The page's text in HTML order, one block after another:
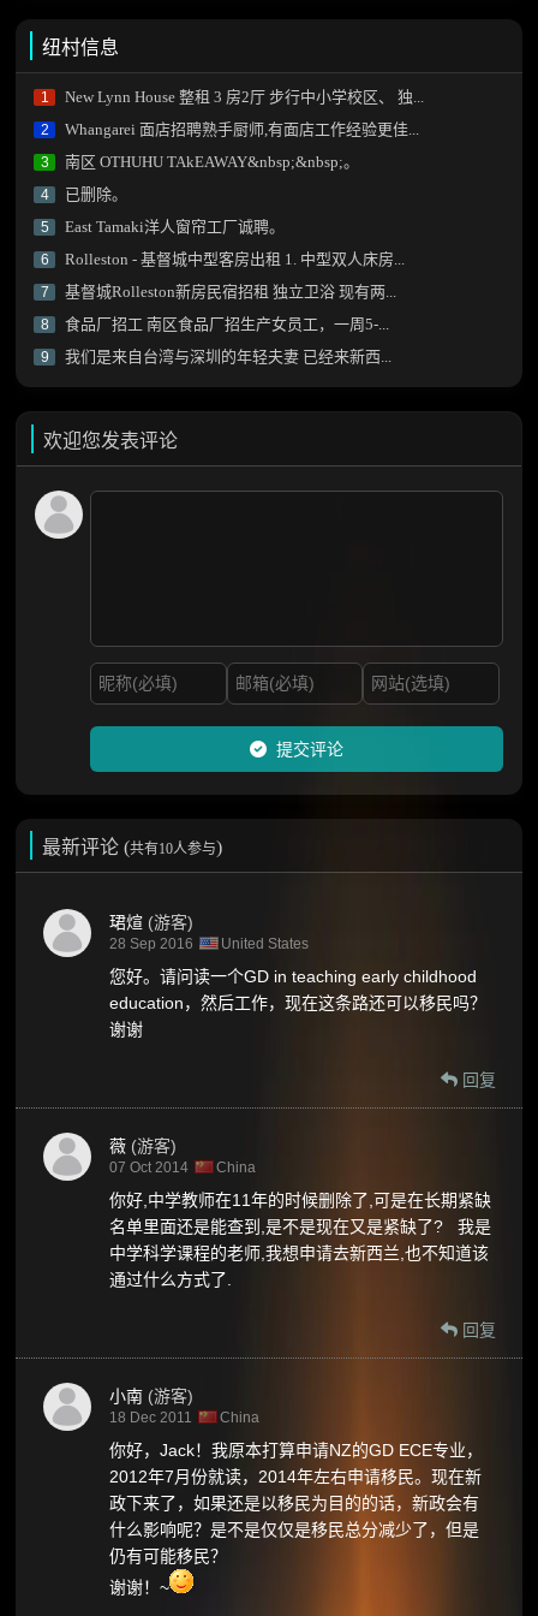
纽村信息
1 New Lynn House 整租 3 房2厅 步行中小学校区、 独...
2 Whangarei 面店招聘熟手厨师,有面店工作经验更佳...
3 南区 OTHUHU TAkEAWAY&nbsp;&nbsp;。
4 已删除。
5 East Tamaki洋人窗帘工厂诚聘。
6 Rolleston - 基督城中型客房出租 1. 中型双人床房...
7 基督城Rolleston新房民宿招租 独立卫浴 现有两...
8 食品厂招工 南区食品厂招生产女员工，一周5-...
9 我们是来自台湾与深圳的年轻夫妻 已经来新西...
欢迎您发表评论
提交评论
最新评论 (共有10人参与)
珺煊 (游客)
28 Sep 2016 United States
您好。请问读一个GD in teaching early childhood
education，然后工作，现在这条路还可以移民吗？
谢谢
回复
薇 (游客)
07 Oct 2014 China
你好,中学教师在11年的时候删除了,可是在长期紧缺
名单里面还是能查到,是不是现在又是紧缺了? 我是
中学科学课程的老师,我想申请去新西兰,也不知道该
通过什么方式了.
回复
小南 (游客)
18 Dec 2011 China
你好，Jack！我原本打算申请NZ的GD ECE专业，
2012年7月份就读，2014年左右申请移民。现在新
政下来了，如果还是以移民为目的的话，新政会有
什么影响呢？是不是仅仅是移民总分减少了，但是
仍有可能移民？
谢谢！~